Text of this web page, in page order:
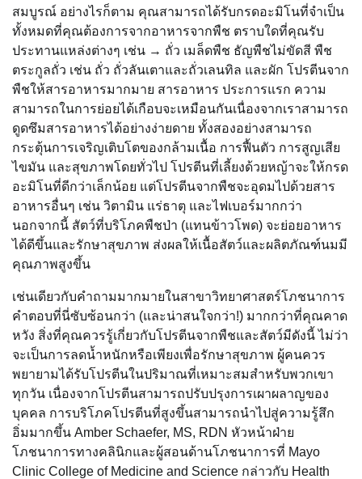
สมบูรณ์ อย่างไรก็ตาม คุณสามารถได้รับกรดอะมิโนที่จำเป็น
ทั้งหมดที่คุณต้องการจากอาหารจากพืช ตราบใดที่คุณรับ
ประทานแหล่งต่างๆ เช่น → ถั่ว เมล็ดพืช ธัญพืชไม่ขัดสี พืช
ตระกูลถั่ว เช่น ถั่ว ถั่วลันเตาและถั่วเลนทิล และผัก โปรตีนจาก
พืชให้สารอาหารมากมาย สารอาหาร ประการแรก ความ
สามารถในการย่อยได้เกือบจะเหมือนกันเนื่องจากเราสามารถ
ดูดซึมสารอาหารได้อย่างง่ายดาย ทั้งสองอย่างสามารถ
กระตุ้นการเจริญเติบโตของกล้ามเนื้อ การฟื้นตัว การสูญเสีย
ไขมัน และสุขภาพโดยทั่วไป โปรตีนที่เลี้ยงด้วยหญ้าจะให้กรด
อะมิโนที่ดีกว่าเล็กน้อย แต่โปรตีนจากพืชจะอุดมไปด้วยสาร
อาหารอื่นๆ เช่น วิตามิน แร่ธาตุ และไฟเบอร์มากกว่า
นอกจากนี้ สัตว์ที่บริโภคพืชป่า (แทนข้าวโพด) จะย่อยอาหาร
ได้ดีขึ้นและรักษาสุขภาพ ส่งผลให้เนื้อสัตว์และผลิตภัณฑ์นมมี
คุณภาพสูงขึ้น
เช่นเดียวกับคำถามมากมายในสาขาวิทยาศาสตร์โภชนาการ
คำตอบที่นี่ซับซ้อนกว่า (และน่าสนใจกว่า!) มากกว่าที่คุณคาด
หวัง สิ่งที่คุณควรรู้เกี่ยวกับโปรตีนจากพืชและสัตว์มีดังนี้ ไม่ว่า
จะเป็นการลดน้ำหนักหรือเพียงเพื่อรักษาสุขภาพ ผู้คนควร
พยายามได้รับโปรตีนในปริมาณที่เหมาะสมสำหรับพวกเขา
ทุกวัน เนื่องจากโปรตีนสามารถปรับปรุงการเผาผลาญของ
บุคคล การบริโภคโปรตีนที่สูงขึ้นสามารถนำไปสู่ความรู้สึก
อิ่มมากขึ้น Amber Schaefer, MS, RDN หัวหน้าฝ่าย
โภชนาการทางคลินิกและผู้สอนด้านโภชนาการที่ Mayo
Clinic College of Medicine and Science กล่าวกับ Health